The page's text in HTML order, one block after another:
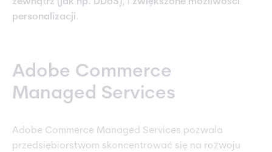
personalizacji.
Adobe Commerce
Managed Services
Adobe Commerce Managed Services pozwala
przedsiębiorstwom skoncentrować się na rozwoju